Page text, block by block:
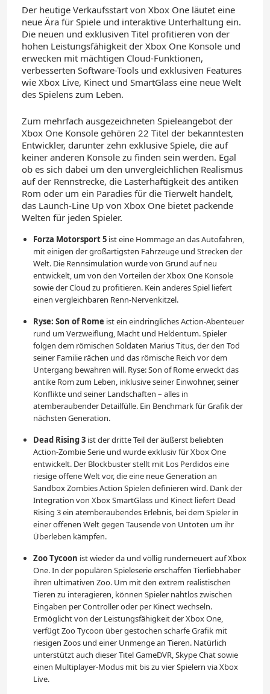
Der heutige Verkaufsstart von Xbox One läutet eine
neue Ära für Spiele und interaktive Unterhaltung ein.
Die neuen und exklusiven Titel profitieren von der
hohen Leistungsfähigkeit der Xbox One Konsole und
erwecken mit mächtigen Cloud-Funktionen,
verbesserten Software-Tools und exklusiven Features
wie Xbox Live, Kinect und SmartGlass eine neue Welt
des Spielens zum Leben.
Zum mehrfach ausgezeichneten Spieleangebot der
Xbox One Konsole gehören 22 Titel der bekanntesten
Entwickler, darunter zehn exklusive Spiele, die auf
keiner anderen Konsole zu finden sein werden. Egal
ob es sich dabei um den unvergleichlichen Realismus
auf der Rennstrecke, die Lasterhaftigkeit des antiken
Rom oder um ein Paradies für die Tierwelt handelt,
das Launch-Line Up von Xbox One bietet packende
Welten für jeden Spieler.
Forza Motorsport 5 ist eine Hommage an das Autofahren,
mit einigen der großartigsten Fahrzeuge und Strecken der
Welt. Die Rennsimulation wurde von Grund auf neu
entwickelt, um von den Vorteilen der Xbox One Konsole
sowie der Cloud zu profitieren. Kein anderes Spiel liefert
einen vergleichbaren Renn-Nervenkitzel.
Ryse: Son of Rome ist ein eindringliches Action-Abenteuer
rund um Verzweiflung, Macht und Heldentum. Spieler
folgen dem römischen Soldaten Marius Titus, der den Tod
seiner Familie rächen und das römische Reich vor dem
Untergang bewahren will. Ryse: Son of Rome erweckt das
antike Rom zum Leben, inklusive seiner Einwohner, seiner
Konflikte und seiner Landschaften – alles in
atemberaubender Detailfülle. Ein Benchmark für Grafik der
nächsten Generation.
Dead Rising 3 ist der dritte Teil der äußerst beliebten
Action-Zombie Serie und wurde exklusiv für Xbox One
entwickelt. Der Blockbuster stellt mit Los Perdidos eine
riesige offene Welt vor, die eine neue Generation an
Sandbox Zombies Action Spielen definieren wird. Dank der
Integration von Xbox SmartGlass und Kinect liefert Dead
Rising 3 ein atemberaubendes Erlebnis, bei dem Spieler in
einer offenen Welt gegen Tausende von Untoten um ihr
Überleben kämpfen.
Zoo Tycoon ist wieder da und völlig runderneuert auf Xbox
One. In der populären Spieleserie erschaffen Tierliebhaber
ihren ultimativen Zoo. Um mit den extrem realistischen
Tieren zu interagieren, können Spieler nahtlos zwischen
Eingaben per Controller oder per Kinect wechseln.
Ermöglicht von der Leistungsfähigkeit der Xbox One,
verfügt Zoo Tycoon über gestochen scharfe Grafik mit
riesigen Zoos und einer Unmenge an Tieren. Natürlich
unterstützt auch dieser Titel GameDVR, Skype Chat sowie
einen Multiplayer-Modus mit bis zu vier Spielern via Xbox
Live.